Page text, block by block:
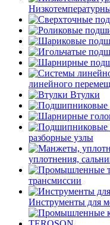
линейного
Втулки
разборные узлы
уплотнения,
трансмиссии
Инструменты для